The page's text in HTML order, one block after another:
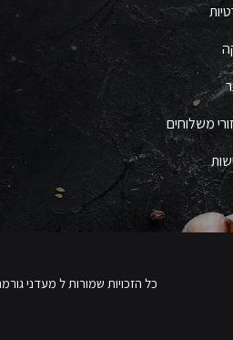
משלוחים
כל הזכויות שמורות ל מעדני גורמה 2026 | קצביה בפריסה